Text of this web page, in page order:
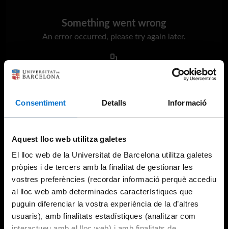
Consentiment Detalls Informació
Aquest lloc web utilitza galetes
El lloc web de la Universitat de Barcelona utilitza galetes
pròpies i de tercers amb la finalitat de gestionar les
vostres preferències (recordar informació perquè accediu
al lloc web amb determinades característiques que
puguin diferenciar la vostra experiència de la d’altres
usuaris), amb finalitats estadístiques (analitzar com
Something went wrong
An error occurred, please try again later.